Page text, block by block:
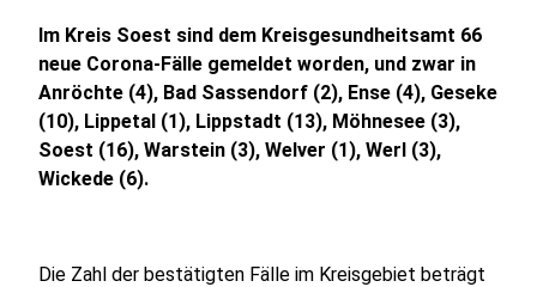
Im Kreis Soest sind dem Kreisgesundheitsamt 66
neue Corona-Fälle gemeldet worden, und zwar in
Anröchte (4), Bad Sassendorf (2), Ense (4), Geseke
(10), Lippetal (1), Lippstadt (13), Möhnesee (3),
Soest (16), Warstein (3), Welver (1), Werl (3),
Wickede (6).
Die Zahl der bestätigten Fälle im Kreisgebiet beträgt